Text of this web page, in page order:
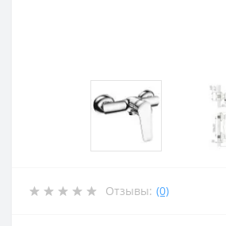
Отзывы: (0)